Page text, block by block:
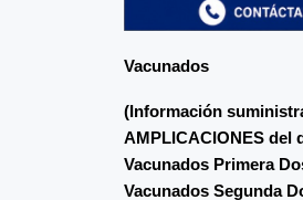
Vacunados
(Información
AMPLICACIONES del
Vacunados Primera
Vacunados Segunda